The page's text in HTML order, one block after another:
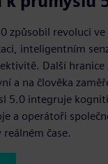
způsobil revoluci
inteligentním
Další hranice
a na člověka
5.0 integruje
a operátoři
čase.